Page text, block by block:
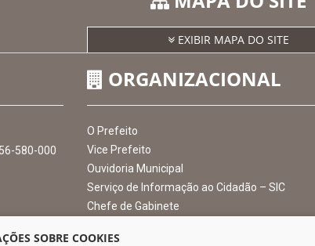
EXIBIR MAPA DO SITE
ORGANIZACIONAL
SOBRE COOKIES